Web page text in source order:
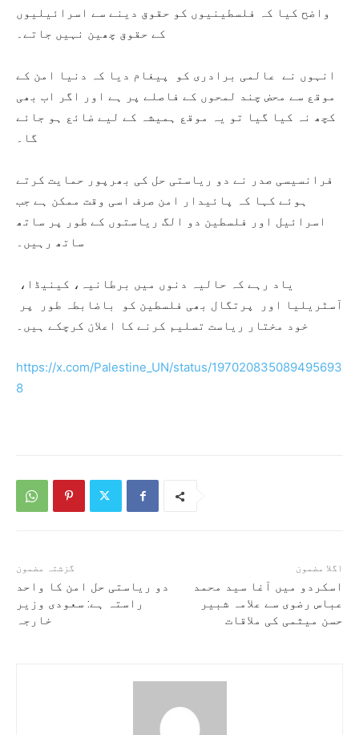
واضح کیا کہ فلسطینیوں کو حقوق دینے سے اسرائیلیوں
کے حقوق چھین نہیں جاتے۔
انہوں نے عالمی برادری کو پیغام دیا کہ دنیا امن کے
موقع سے محض چند لمحوں کے فاصلے پر ہے اور اگر اب بھی
کچھ نہ کیا گیا تو یہ موقع ہمیشہ کے لیے ضائع ہو جائے
گا۔
فرانسیسی صدر نے دو ریاستی حل کی بھرپور حمایت کرتے
ہوئے کہا کہ پائیدار امن صرف اسی وقت ممکن ہے جب
اسرائیل اور فلسطین دو الگ ریاستوں کے طور پر ساتھ
ساتھ رہیں۔
یاد رہے کہ حالیہ دنوں میں برطانیہ، کینیڈا،
آسٹریلیا اور پرتگال بھی فلسطین کو باضابطہ طور پر
خود مختار ریاست تسلیم کرنے کا اعلان کرچکے ہیں۔
https://x.com/Palestine_UN/status/197020835089495693
8
گزشتہ مضمون
دو ریاستی حل امن کا واحد
راستہ ہے: سعودی وزیر
خارجہ
اگلا مضمون
اسکردو میں آغا سید محمد
عباس رضوی سے علامہ شبیر
حسن میثمی کی ملاقات